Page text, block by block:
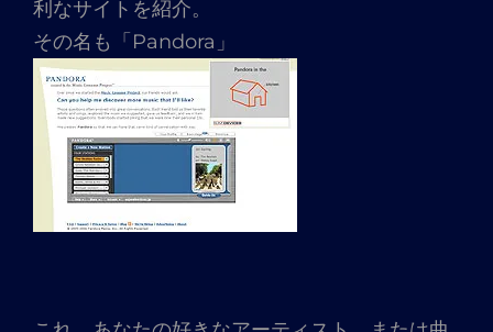
利なサイトを紹介。
その名も「Pandora」